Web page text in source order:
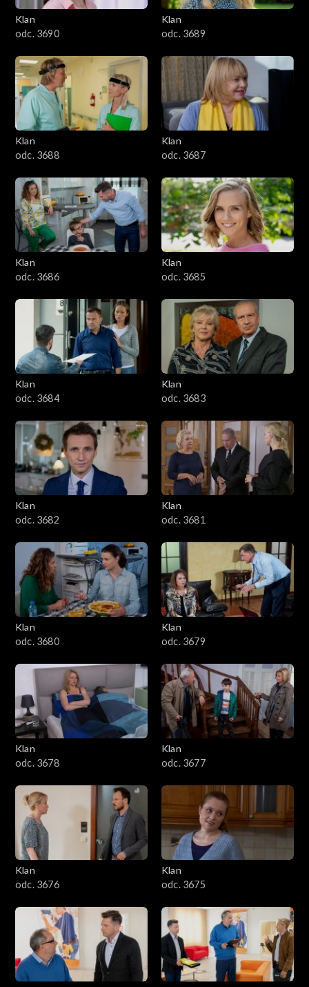
2701–2800
2501–2600
2401–2500
2301–2400
2201–2300
2101–2200
2001–2100
1901–2000
1801–1900
1701–1800
1601–1700
1501–1600
1401–1500
1301–1400
1201–1300
1101–1200
1001–1100
901–1000
801–900
701–800
601–700
501–600
401–500
301–400
201–300
101–200
1–100
Klan
odc. 3690
Klan
odc. 3689
Klan
odc. 3688
Klan
odc. 3687
Klan
odc. 3686
Klan
odc. 3685
Klan
odc. 3684
Klan
odc. 3683
Klan
odc. 3682
Klan
odc. 3681
Klan
odc. 3680
Klan
odc. 3679
Klan
odc. 3678
Klan
odc. 3677
Klan
odc. 3676
Klan
odc. 3675